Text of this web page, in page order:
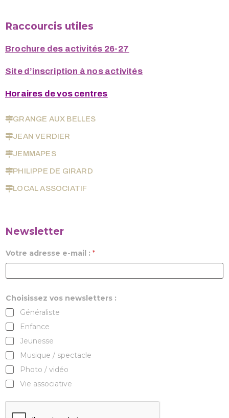
Raccourcis utiles
Brochure des activités 26-27
Site d’inscription à nos activités
Horaires de vos centres
GRANGE AUX BELLES
JEAN VERDIER
JEMMAPES
PHILIPPE DE GIRARD
LOCAL ASSOCIATIF
Newsletter
Votre adresse e-mail : *
Choisissez vos newsletters :
Généraliste
Enfance
Jeunesse
Musique / spectacle
Photo / vidéo
Vie associative